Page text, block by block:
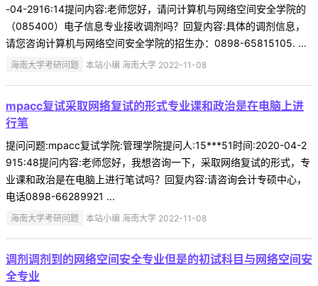
-04-2916:14提问内容:老师您好，请问计算机与网络空间安全学院的
（085400）电子信息专业接收调剂吗？回复内容:具体的调剂信息，
请您咨询计算机与网络空间安全学院的招生办：0898-65815105. ...
海南大学考研问题 本站小编 海南大学 2022-11-08
mpacc复试采取网络复试的形式专业课和政治是在电脑上进
行笔
提问问题:mpacc复试学院:管理学院提问人:15***51时间:2020-04-2
915:48提问内容:老师您好，我想咨询一下，采取网络复试的形式，专
业课和政治是在电脑上进行笔试吗？回复内容:请咨询会计专硕中心，
电话0898-66289921 ...
海南大学考研问题 本站小编 海南大学 2022-11-08
调剂调剂到的网络空间安全专业但是的初试科目与网络空间安
全专业